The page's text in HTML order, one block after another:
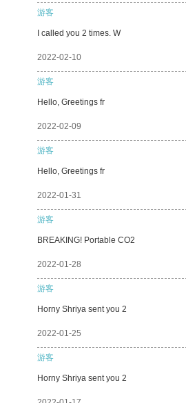
游客
I called you 2 times. W
2022-02-10
游客
Hello, Greetings fr
2022-02-09
游客
Hello, Greetings fr
2022-01-31
游客
BREAKING! Portable CO2
2022-01-28
游客
Horny Shriya sent you 2
2022-01-25
游客
Horny Shriya sent you 2